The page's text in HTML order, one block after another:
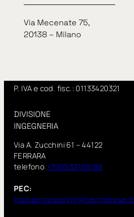
Via Mecenate 75,
20138 – Milano
Via Mecenate 75,
20138 – Milano
P. IVA e cod. fisc.: 01133420321
DIVISIONE
INGEGNERIA
Via A. Zucchini 61 – 44122
FERRARA
telefono +390532769188
PEC:
insituengineering@pecimprese.it